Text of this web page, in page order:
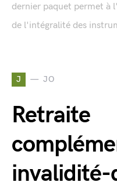
dernier paquet permet à
de l'intégralité des
J JO
Retraite
invalidité-